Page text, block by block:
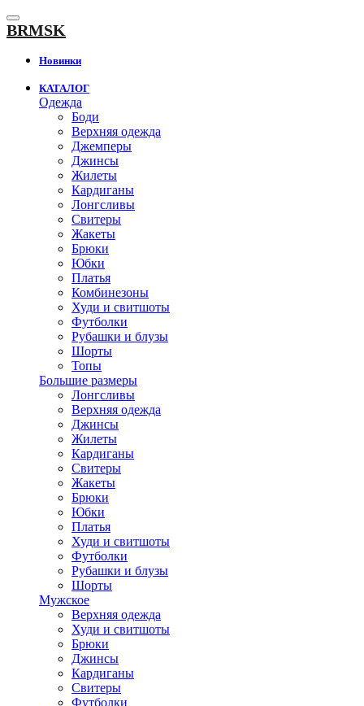
К
содержанию
BRMSK
Новинки
КАТАЛОГ
Одежда
Боди
Верхняя одежда
Джемперы
Джинсы
Жилеты
Кардиганы
Лонгсливы
Свитеры
Жакеты
Брюки
Юбки
Платья
Комбинезоны
Худи и свитшоты
Футболки
Рубашки и блузы
Шорты
Топы
Большие размеры
Лонгсливы
Верхняя одежда
Джинсы
Жилеты
Кардиганы
Свитеры
Жакеты
Брюки
Юбки
Платья
Худи и свитшоты
Футболки
Рубашки и блузы
Шорты
Мужское
Верхняя одежда
Худи и свитшоты
Брюки
Джинсы
Кардиганы
Свитеры
Футболки